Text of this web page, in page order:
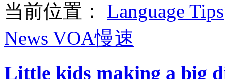
当前位置： Language Tips
News VOA慢速
Little kids making a big